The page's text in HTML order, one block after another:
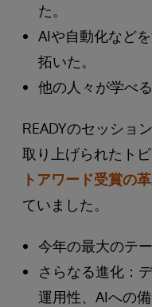
た。
AIや自動化など
拓いた。
他の人々が学べ
READYのセッショ
取り上げられたト
トアワード受賞の
ていました。
今年の最大のテ
さらなる進化：
運用性、AIへの備